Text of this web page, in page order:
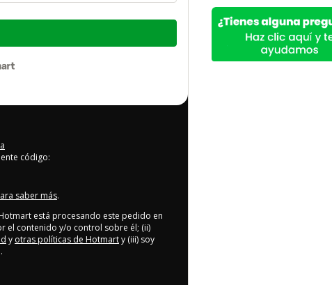
código:
saber más.
está procesando este pedido en
el contenido y/o control sobre él; (ii)
y otras políticas de Hotmarty (iii) soy